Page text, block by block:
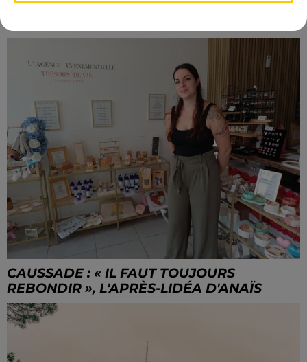
« J’AI CLAQUÉ DES DENTS PENDANT 40
CAUSSADE : « IL FAUT TOUJOURS
REBONDIR », L'APRÈS-LIDÉA D'ANAÏS